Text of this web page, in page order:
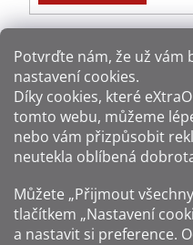
Potvrďte nám​​, že už vám
nastavení cookies.
Díky cookies, které
tomto webu, můžeme
nebo vám přizpůsobit
neutekla oblíbená
Můžete „Přijmout
tlačítkem „Nastavení
a nastavit si preference.